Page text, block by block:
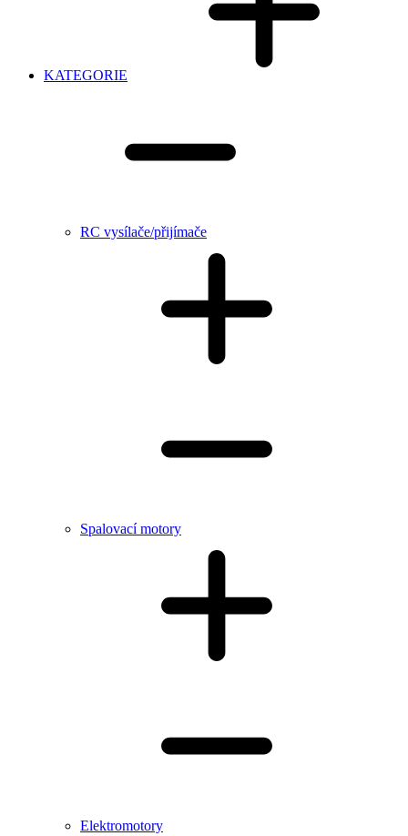
KATEGORIE
RC vysílače/přijímače
Spalovací motory
Elektromotory